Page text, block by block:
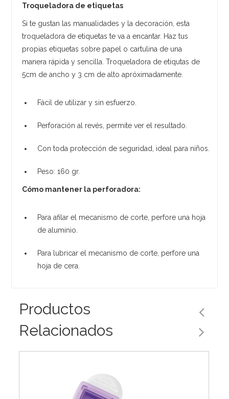
Troqueladora de etiquetas
Si te gustan las manualidades y la decoración, esta
troqueladora de etiquetas te va a encantar. Haz tus
propias etiquetas sobre papel o cartulina de una
manera rápida y sencilla. Troqueladora de etiqutas de
5cm de ancho y 3 cm de alto apróximadamente.
Fácil de utilizar y sin esfuerzo.
Perforación al revés, permite ver el resultado.
Con toda protección de seguridad, ideal para niños.
Peso: 160 gr.
Cómo mantener la perforadora:
Para afilar el mecanismo de corte, perfore una hoja
de aluminio.
Para lubricar el mecanismo de corte, perfore una
hoja de cera.
Productos
Relacionados